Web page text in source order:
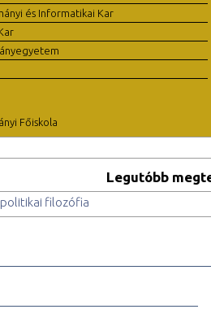
és Informatikai Kar
Főiskola
Legutóbb
politikai filozófia